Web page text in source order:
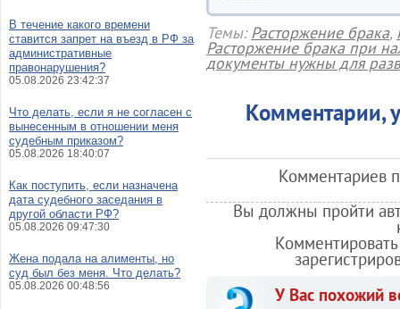
Темы:Расторжение брака,
Расторжение брака при
документы нужны для
Комментарии,
Комментариев
Вы должны пройти
У Вас похожий
В течение какого времени
ставится запрет на въезд в РФ за
административные
правонарушения?
05.08.2026 23:42:37
Что делать, если я не согласен с
вынесенным в отношении меня
судебным приказом?
05.08.2026 18:40:07
Как поступить, если назначена
дата судебного заседания в
другой области РФ?
05.08.2026 09:47:30
Жена подала на алименты, но
суд был без меня. Что делать?
05.08.2026 00:48:56